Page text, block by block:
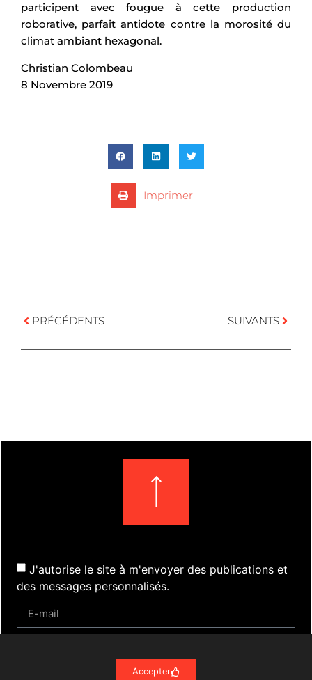
participent avec fougue à cette production
roborative, parfait antidote contre la morosité du
climat ambiant hexagonal.
Christian Colombeau
8 Novembre 2019
Imprimer
PRÉCÉDENTS SUIVANTS
J'autorise le site à m'envoyer des publications et
des messages personnalisés.
Accepter